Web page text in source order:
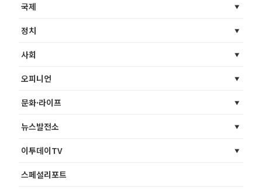
국제
정치
사회
오피니언
문화·라이프
뉴스발전소
이투데이TV
스페셜리포트